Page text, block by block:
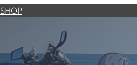
SHOP